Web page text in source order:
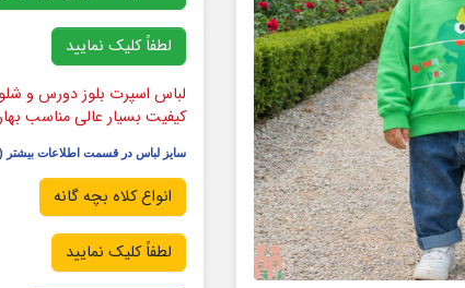
لطفاً کلیک نمایید
لباس اسپرت بلوز دورس و
کیفیت بسیار عالی مناسب
سایز لباس در قسمت اطلاعات
انواع کلاه بچه گانه
لطفاً کلیک نمایید